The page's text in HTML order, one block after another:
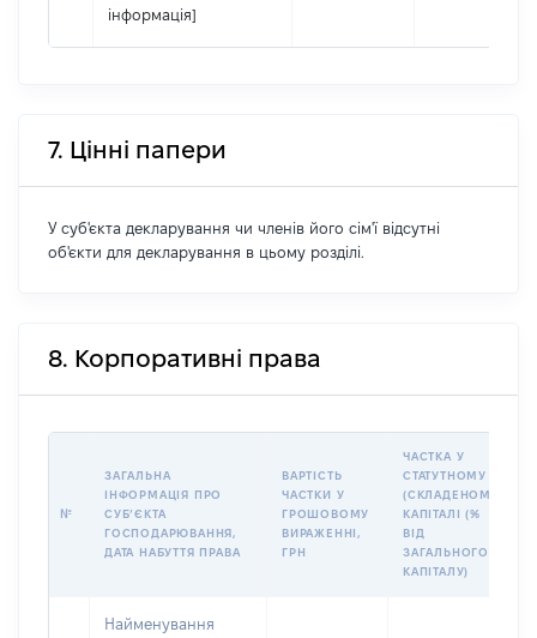
інформація]
7. Цінні папери
У суб'єкта декларування чи членів його сім'ї відсутні
об'єкти для декларування в цьому розділі.
8. Корпоративні права
№
ЗАГАЛЬНА
ІНФОРМАЦІЯ ПРО
СУБʼЄКТА
ГОСПОДАРЮВАННЯ,
ДАТА НАБУТТЯ ПРАВА
ВАРТІСТЬ
ЧАСТКИ У
ГРОШОВОМУ
ВИРАЖЕННІ,
ГРН
ЧАСТКА У
СТАТУТНОМУ
(СКЛАДЕНОМУ)
КАПІТАЛІ (%
ВІД
ЗАГАЛЬНОГО
КАПІТАЛУ)
Найменування